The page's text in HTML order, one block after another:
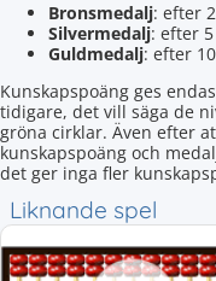
Bronsmedalj: efter
Silvermedalj: efter
Guldmedalj: efter
Kunskapspoäng ges
tidigare, det vill säga de
gröna cirklar. Även efter
kunskapspoäng och
det ger inga fler
Liknande spel